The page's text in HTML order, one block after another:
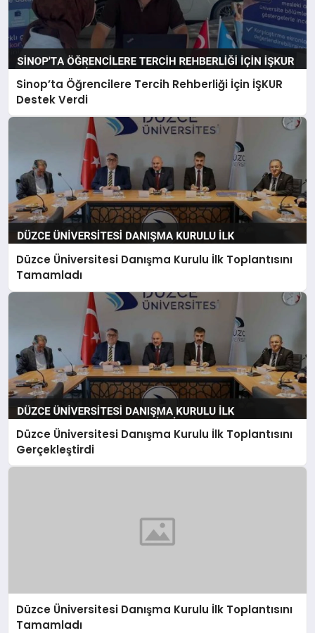
Sinop’ta Öğrencilere Tercih Rehberliği İçin İŞKUR
Destek Verdi
Düzce Üniversitesi Danışma Kurulu İlk Toplantısını
Tamamladı
Düzce Üniversitesi Danışma Kurulu İlk Toplantısını
Gerçekleştirdi
Düzce Üniversitesi Danışma Kurulu İlk Toplantısını
Tamamladı